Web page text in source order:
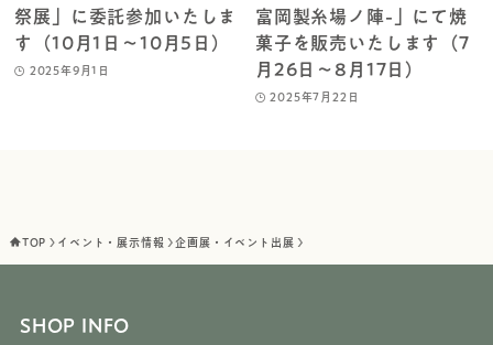
祭展」に委託参加いたしま
す（10月1日～10月5日）
2025年9月1日
富岡製糸場ノ陣-」にて焼
菓子を販売いたします（7
月26日～8月17日）
2025年7月22日
TOP イベント・展示情報 企画展・イベント出展
SHOP INFO